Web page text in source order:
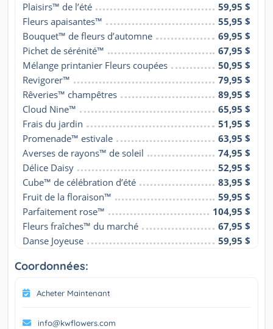
Plaisirs™ de l’été
59,95 $
Fleurs apaisantes™
55,95 $
Bouquet™ de fleurs d’automne
69,95 $
Pichet de sérénité™
67,95 $
Mélange printanier Fleurs coupées
50,95 $
Revigorer™
79,95 $
Rêveries™ champêtres
89,95 $
Cloud Nine™
65,95 $
Frais du jardin
51,95 $
Promenade™ estivale
63,95 $
Averses de rayons™ de soleil
74,95 $
Délice Daisy
52,95 $
Cube™ de célébration d’été
83,95 $
Fruit de la floraison™
59,95 $
Parfaitement rose™
104,95 $
Fleurs fraîches™ du marché
67,95 $
Danse Joyeuse
59,95 $
Coordonnées:
Acheter Maintenant
info@kwflowers.com